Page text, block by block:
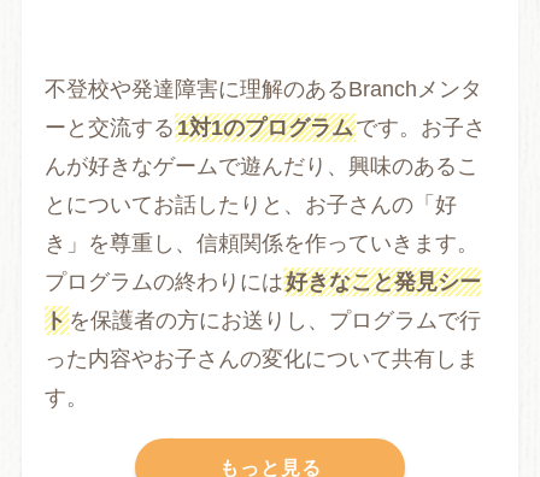
不登校や発達障害に理解のあるBranchメンタ
ーと交流する1対1のプログラムです。お子さ
んが好きなゲームで遊んだり、興味のあるこ
とについてお話したりと、お子さんの「好
き」を尊重し、信頼関係を作っていきます。
プログラムの終わりには好きなこと発見シー
トを保護者の方にお送りし、プログラムで行
った内容やお子さんの変化について共有しま
す。
もっと見る